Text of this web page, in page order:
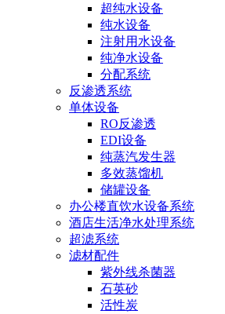
超纯水设备
纯水设备
注射用水设备
纯净水设备
分配系统
反渗透系统
单体设备
RO反渗透
EDI设备
纯蒸汽发生器
多效蒸馏机
储罐设备
办公楼直饮水设备系统
酒店生活净水处理系统
超滤系统
滤材配件
紫外线杀菌器
石英砂
活性炭